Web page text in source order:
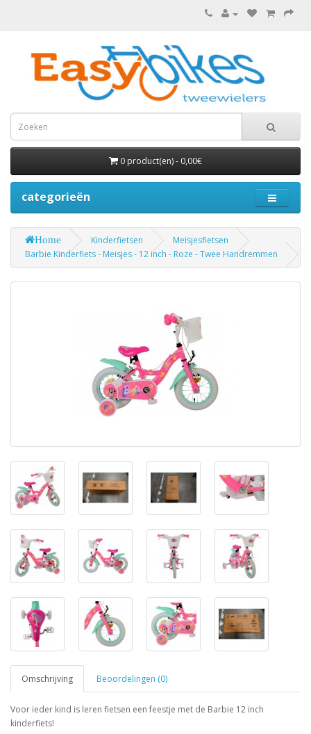
0 product(en) - 0,00€
categorieën
Home Kinderfietsen
Meisjesfietsen
Barbie Kinderfiets - Meisjes - 12 inch - Roze - Twee Handremmen
Omschrijving Beoordelingen (0)
Voor ieder kind is leren fietsen een feestje met de Barbie 12 inch
kinderfiets!